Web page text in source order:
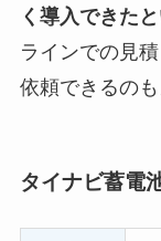
く導入できた
ラインでの見
依頼できるのも
タイナビ蓄電